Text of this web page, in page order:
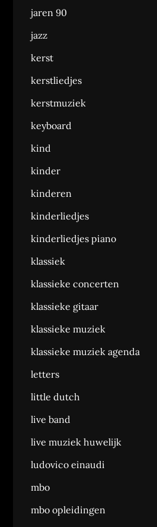
jaren 90
jazz
kerst
kerstliedjes
kerstmuziek
keyboard
kind
kinder
kinderen
kinderliedjes
kinderliedjes piano
klassiek
klassieke concerten
klassieke gitaar
klassieke muziek
klassieke muziek agenda
letters
little dutch
live band
live muziek huwelijk
ludovico einaudi
mbo
mbo opleidingen